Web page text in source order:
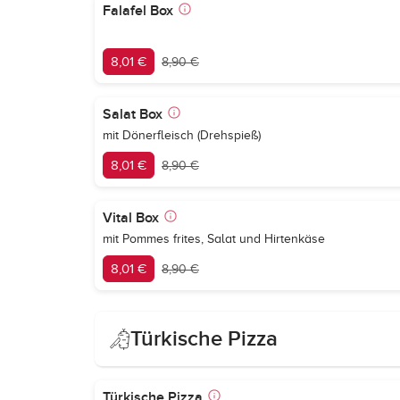
Falafel Box
8,01 € 8,90 €
Salat Box
mit Dönerfleisch (Drehspieß)
8,01 € 8,90 €
Vital Box
mit Pommes frites, Salat und Hirtenkäse
8,01 € 8,90 €
Türkische Pizza